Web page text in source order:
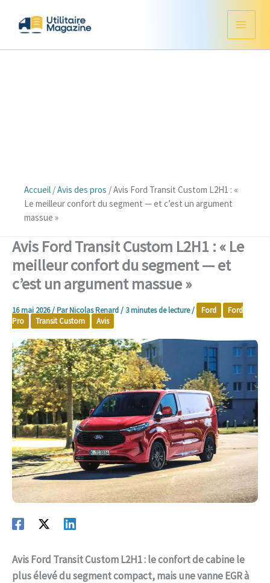
Accueil /Avis des pros /Avis Ford Transit Custom L2H1 : «
Le meilleur confort du segment — et c’est un argument
massue »
Avis Ford Transit Custom L2H1 : « Le
meilleur confort du segment — et
c’est un argument massue »
16 mai 2026/ ParNicolas Renard/ 3 minutes de lecture/ Ford
Ford
Pro
Transit Custom Avis
Avis Ford Transit Custom L2H1 : le confort de cabine le
plus élevé du segment compact, mais une vanne EGR à